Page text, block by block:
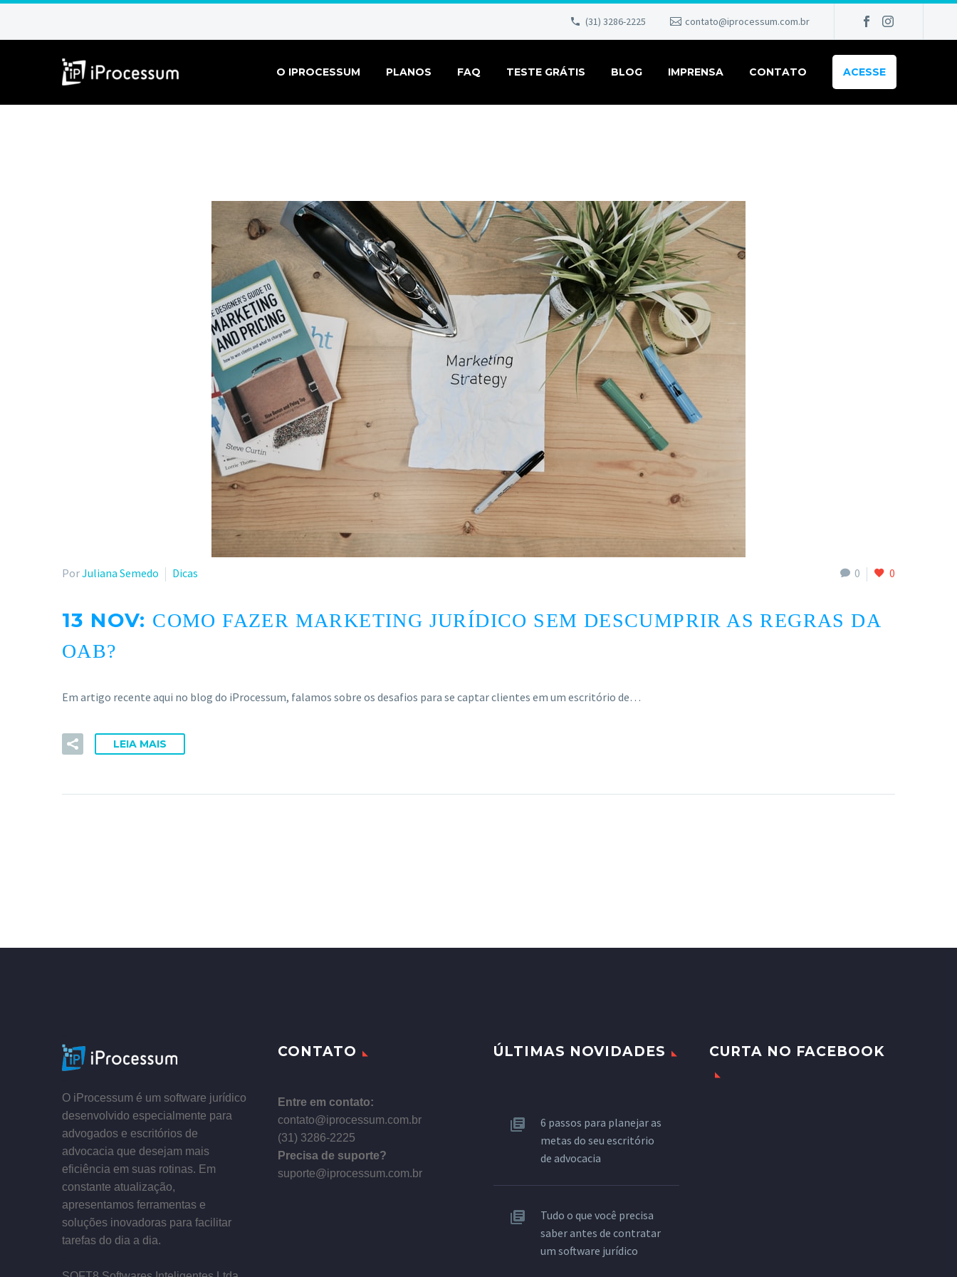
(31) 3286-2225 contato@iprocessum.com.br
O IPROCESSUM PLANOS FAQ TESTE GRÁTIS BLOG IMPRENSA CONTATO ACESSE
0 0
PorJuliana Semedo Dicas
13 NOV: COMO FAZER MARKETING JURÍDICO SEM DESCUMPRIR AS REGRAS DA
OAB?
Em artigo recente aqui no blog do iProcessum, falamos sobre os desafios para se captar clientes em um escritório de…
LEIA MAIS
O iProcessum é um software jurídico
desenvolvido especialmente para
advogados e escritórios de
advocacia que desejam mais
eficiência em suas rotinas. Em
constante atualização,
apresentamos ferramentas e
soluções inovadoras para facilitar
tarefas do dia a dia.
CONTATO
Entre em contato:
contato@iprocessum.com.br
(31) 3286-2225
Precisa de suporte?
suporte@iprocessum.com.br
ÚLTIMAS NOVIDADES
6 passos para planejar as
metas do seu escritório
de advocacia
Tudo o que você precisa
saber antes de contratar
um software jurídico
CURTA NO FACEBOOK